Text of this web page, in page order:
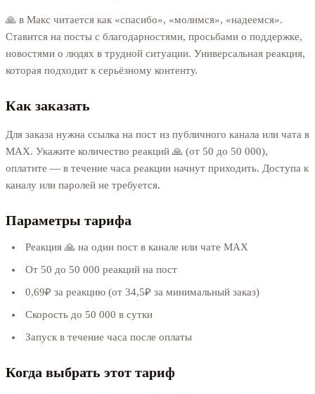
🙏 в Макс читается как «спасибо», «молимся», «надеемся».
Ставится на посты с благодарностями, просьбами о поддержке,
новостями о людях в трудной ситуации. Универсальная реакция,
которая подходит к серьёзному контенту.
Как заказать
Для заказа нужна ссылка на пост из публичного канала или чата в
MAX. Укажите количество реакций 🙏 (от 50 до 50 000),
оплатите — в течение часа реакции начнут приходить. Доступа к
каналу или паролей не требуется.
Параметры тарифа
Реакция 🙏 на один пост в канале или чате MAX
От 50 до 50 000 реакций на пост
0,69₽ за реакцию (от 34,5₽ за минимальный заказ)
Скорость до 50 000 в сутки
Запуск в течение часа после оплаты
Когда выбрать этот тариф